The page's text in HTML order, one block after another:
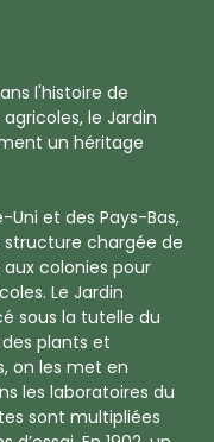
l'histoire de
le Jardin
un héritage
Uni et des Pays-Bas,
structure chargée de
colonies pour
Le Jardin
sous la tutelle du
plants et
on les met en
les laboratoires du
sont multipliées